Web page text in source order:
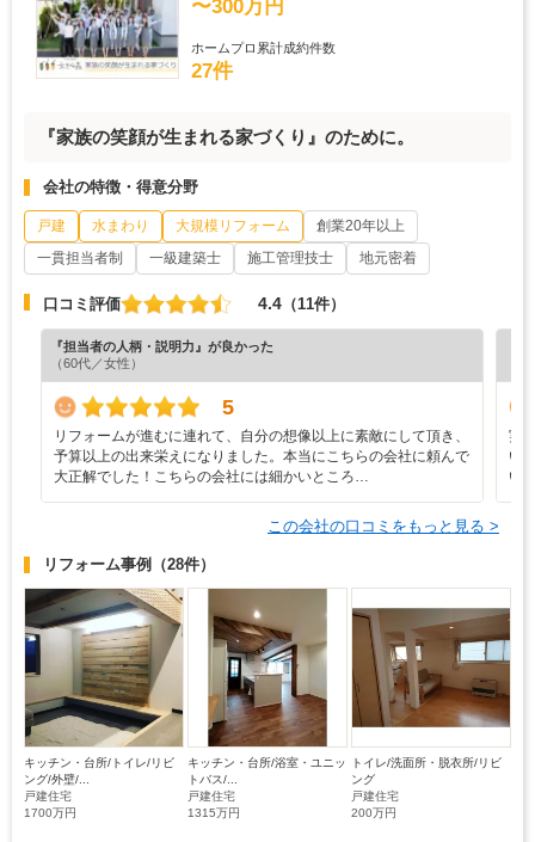
〜300万円
ホームプロ累計成約件数
27件
『家族の笑顔が生まれる家づくり』のために。
会社の特徴・得意分野
戸建 水まわり 大規模リフォーム
創業20年以上
一貫担当者制
一級建築士 施工管理技士 地元密着
口コミ評価 4.4 （11件）
『担当者の人柄・説明力』が良かった
（60代／女性）
5
リフォームが進むに連れて、自分の想像以上に素敵にして頂き、
予算以上の出来栄えになりました。本当にこちらの会社に頼んで
大正解でした！こちらの会社には細かいところ…
実
い
い
この会社の口コミをもっと見る >
リフォーム事例 （28件）
キッチン・台所/トイレ/リビ
ング/外壁/...
戸建住宅
1700万円
キッチン・台所/浴室・ユニッ
トバス/...
戸建住宅
1315万円
トイレ/洗面所・脱衣所/リビ
ング
戸建住宅
200万円